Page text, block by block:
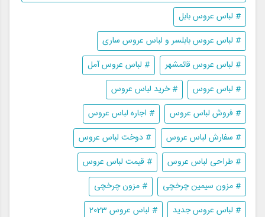
# لباس عروس بابل
# لباس عروس بابلسر و لباس عروس ساری
# لباس عروس قائمشهر
# لباس عروس آمل
# لباس عروس
# خرید لباس عروس
# فروش لباس عروس
# اجاره لباس عروس
# سفارش لباس عروس
# دوخت لباس عروس
# طراحی لباس عروس
# قیمت لباس عروس
# مزون سیمین چرخچی
# مزون چرخچی
# لباس عروس جدید
# لباس عروس 2023